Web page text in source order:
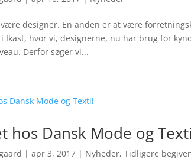
designer. En anden er at være
i Ikast, hvor vi, designerne, nu har brug for
Derfor søger vi...
hos Dansk Mode og
|apr 3, 2017 | Nyheder,Tidligere